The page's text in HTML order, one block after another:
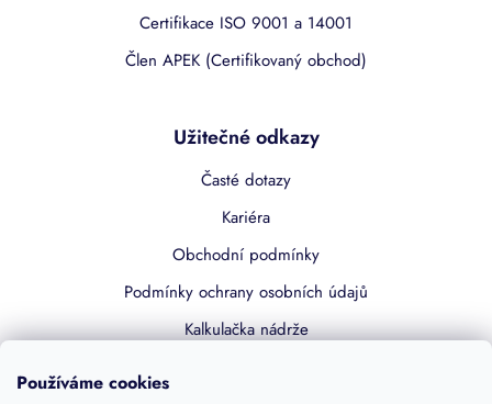
Používáme cookies
Certifikace ISO 9001 a 14001
Člen APEK (Certifikovaný obchod)
Užitečné odkazy
Časté dotazy
Kariéra
Obchodní podmínky
Podmínky ochrany osobních údajů
Kalkulačka nádrže